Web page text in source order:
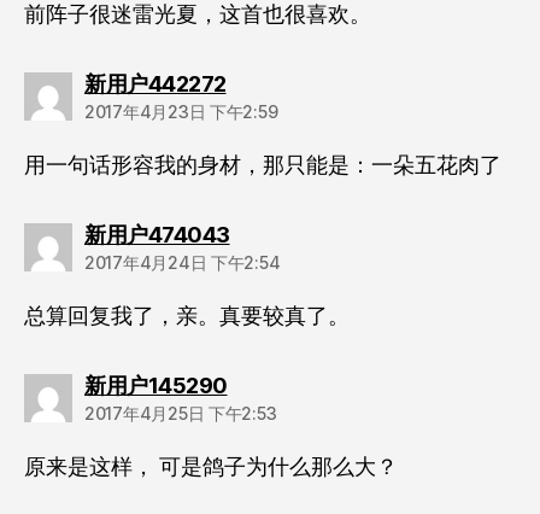
前阵子很迷雷光夏，这首也很喜欢。
新用户442272说：
2017年4月23日 下午2:59
用一句话形容我的身材，那只能是：一朵五花肉了
新用户474043说：
2017年4月24日 下午2:54
总算回复我了，亲。真要较真了。
新用户145290说：
2017年4月25日 下午2:53
原来是这样， 可是鸽子为什么那么大？